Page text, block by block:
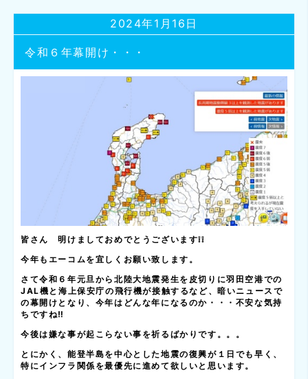
令和６年幕開け・・・
2024年1月16日
皆さん 明けましておめでとうございます❕❕
今年もエーコムを宜しくお願い致します。
さて令和６年元旦から北陸大地震発生を皮切りに羽田空港での
JAL機と海上保安庁の飛行機が接触するなど、暗いニュースで
の幕開けとなり、今年はどんな年になるのか・・・不安な気持
ちですね‼
今後は嫌な事が起こらない事を祈るばかりです。。。
とにかく、能登半島を中心とした地震の復興が１日でも早く、
特にインフラ関係を最優先に進めて欲しいと思います。